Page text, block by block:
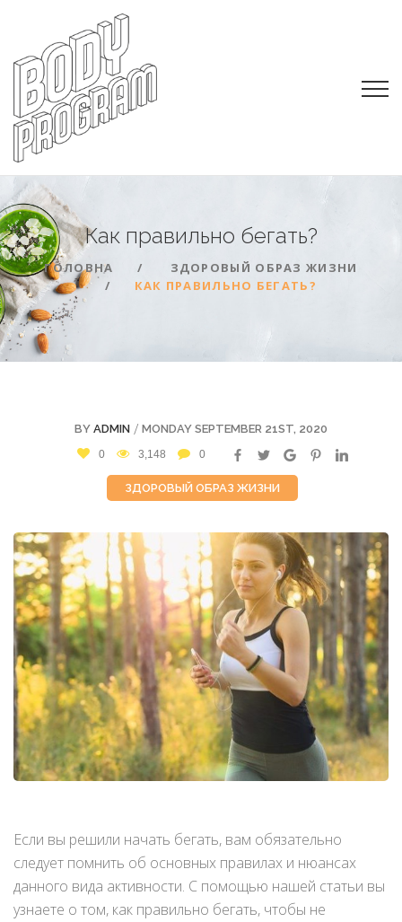
Как правильно бегать?
ГОЛОВНА
ЗДОРОВЫЙ ОБРАЗ ЖИЗНИ
КАК ПРАВИЛЬНО БЕГАТЬ?
BY ADMIN / MONDAY SEPTEMBER 21ST, 2020
0 3,148 0
ЗДОРОВЫЙ ОБРАЗ ЖИЗНИ
Если вы решили начать бегать, вам обязательно
следует помнить об основных правилах и нюансах
данного вида активности. С помощью нашей статьи вы
узнаете о том, как правильно бегать, чтобы не